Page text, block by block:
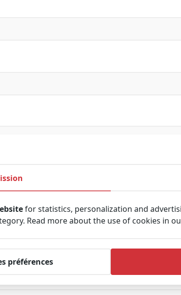
for statistics, personalization and
Read more about the use of cookies in
préférences